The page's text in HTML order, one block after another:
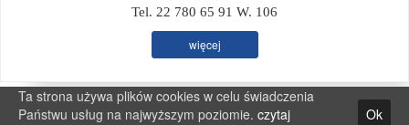
Tel. 22 780 65 91 W. 106
więcej
Ta strona używa plików cookies w celu świadczenia
Państwu usług na najwyższym poziomie. czytaj
Ok